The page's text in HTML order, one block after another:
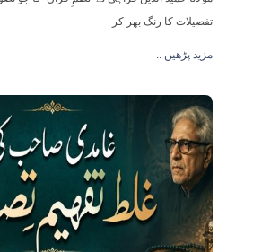
تفصیلات کا رنگ بھر کر
.. مزید پڑھیں